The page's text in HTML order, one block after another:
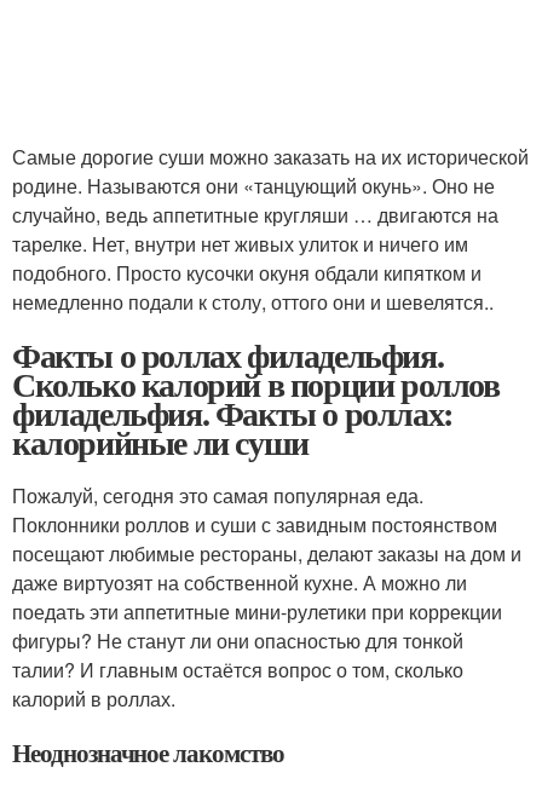
Самые дорогие суши можно заказать на их исторической
родине. Называются они «танцующий окунь». Оно не
случайно, ведь аппетитные кругляши … двигаются на
тарелке. Нет, внутри нет живых улиток и ничего им
подобного. Просто кусочки окуня обдали кипятком и
немедленно подали к столу, оттого они и шевелятся..
Факты о роллах филадельфия.
Сколько калорий в порции роллов
филадельфия. Факты о роллах:
калорийные ли суши
Пожалуй, сегодня это самая популярная еда.
Поклонники роллов и суши с завидным постоянством
посещают любимые рестораны, делают заказы на дом и
даже виртуозят на собственной кухне. А можно ли
поедать эти аппетитные мини-рулетики при коррекции
фигуры? Не станут ли они опасностью для тонкой
талии? И главным остаётся вопрос о том, сколько
калорий в роллах.
Неоднозначное лакомство